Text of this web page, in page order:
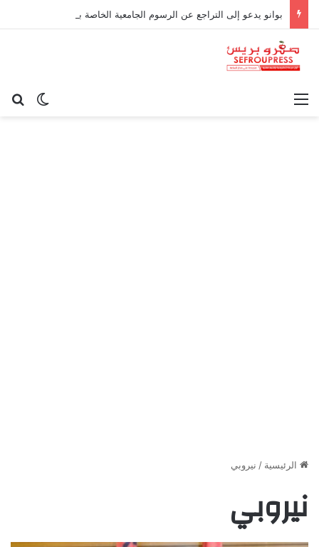
بوانو يدعو إلى التراجع عن الرسوم الجامعية الخاصة بالأجراء
الوضع القائمة
الرئيسية / نيروبي
نيروبي